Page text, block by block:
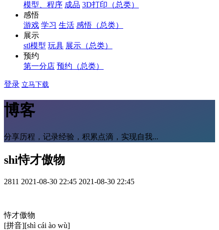
模型、程序 成品 3D打印（总类）
感悟
游戏 学习 生活 感悟（总类）
展示
stl模型 玩具 展示（总类）
预约
第一分店 预约（总类）
登录 立马下载
博客
分享历程，记录经验，积累点滴，实现自我...
shi恃才傲物
2811 2021-08-30 22:45 2021-08-30 22:45
恃才傲物
[拼音][shì cái ào wù]